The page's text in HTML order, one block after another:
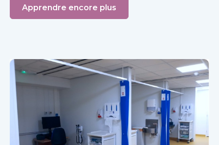
Apprendre encore plus